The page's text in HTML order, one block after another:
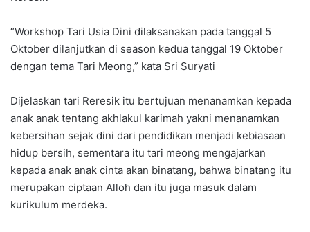
“Workshop Tari Usia Dini dilaksanakan pada tanggal 5
Oktober dilanjutkan di season kedua tanggal 19 Oktober
dengan tema Tari Meong,” kata Sri Suryati
Dijelaskan tari Reresik itu bertujuan menanamkan kepada
anak anak tentang akhlakul karimah yakni menanamkan
kebersihan sejak dini dari pendidikan menjadi kebiasaan
hidup bersih, sementara itu tari meong mengajarkan
kepada anak anak cinta akan binatang, bahwa binatang itu
merupakan ciptaan Alloh dan itu juga masuk dalam
kurikulum merdeka.